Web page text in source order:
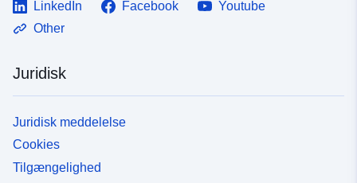
LinkedIn Facebook
Youtube
Other
Juridisk
Juridisk meddelelse
Cookies
Tilgængelighed